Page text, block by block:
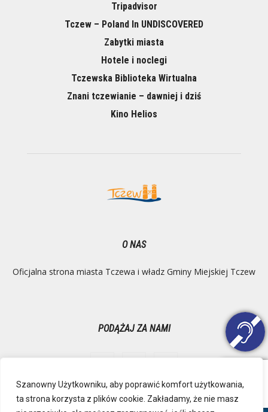
Szanowny Użytkowniku, aby poprawić komfort użytkowania,
ta strona korzysta z plików cookie. Zakładamy, że nie masz
Tripadvisor
Tczew – Poland In UNDISCOVERED
Zabytki miasta
Hotele i noclegi
Tczewska Biblioteka Wirtualna
Znani tczewianie – dawniej i dziś
Kino Helios
O NAS
Oficjalna strona miasta Tczewa i władz Gminy Miejskiej Tczew
PODĄŻAJ ZA NAMI
Ochrona danych osobowych Inspektor Danych Osobowych